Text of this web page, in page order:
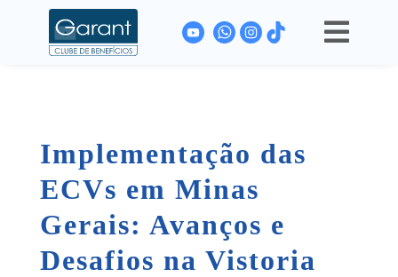

Implementação das
ECVs em Minas
Gerais: Avanços e
Desafios na Vistoria